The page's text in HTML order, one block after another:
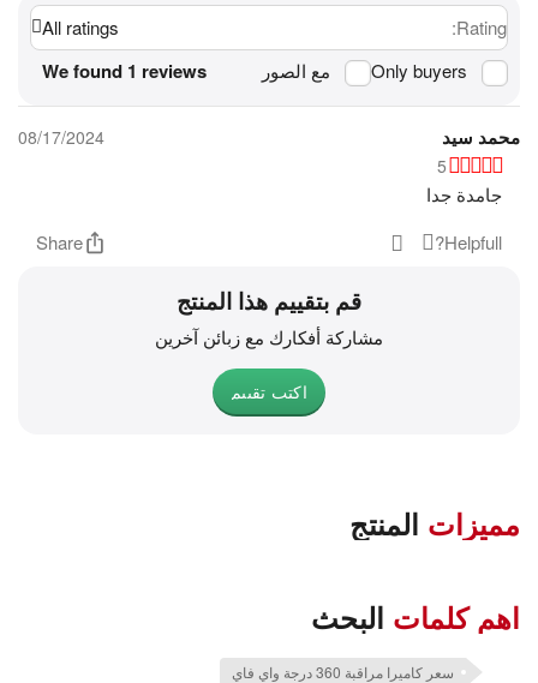
Rating:
All ratings
Only buyers
مع الصور We found 1 reviews
محمد سيد
08/17/2024
5
جامدة جدا
Helpfull?
Share
قم بتقييم هذا المنتج
مشاركة أفكارك مع زبائن آخرين
اكتب تقييم
مميزات المنتج
اهم كلمات البحث
سعر كاميرا مراقبة 360 درجة واي فاي